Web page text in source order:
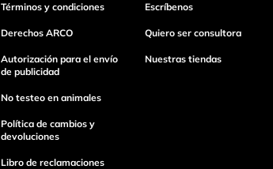
Términos y condiciones
Derechos ARCO
Autorización para el envío
de publicidad
No testeo en animales
Política de cambios y
devoluciones
Libro de reclamaciones
Escríbenos
Quiero ser consultora
Nuestras tiendas